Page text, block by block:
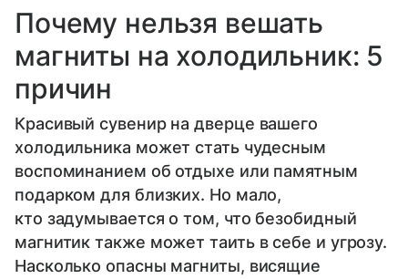
Почему нельзя вешать
магниты на холодильник: 5
причин
Красивый сувенир на дверце вашего
холодильника может стать чудесным
воспоминанием об отдыхе или памятным
подарком для близких. Но мало,
кто задумывается о том, что безобидный
магнитик также может таить в себе и угрозу.
Насколько опасны магниты, висящие